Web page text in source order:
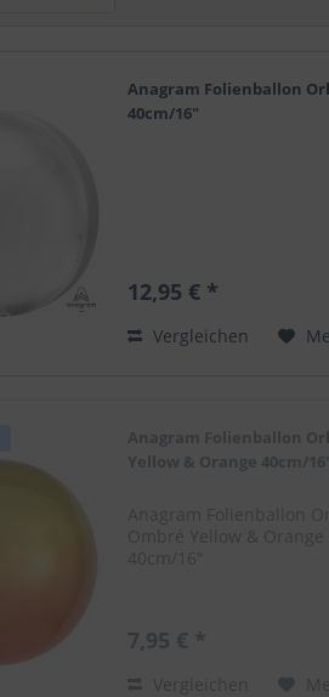
Anagram Folienballon
40cm/16"
12,95 € *
Vergleichen
Anagram Folienballon
Yellow & Orange 40cm/
Anagram Folienballon
Ombré Yellow & Orange
40cm/16"
7,95 € *
Vergleichen